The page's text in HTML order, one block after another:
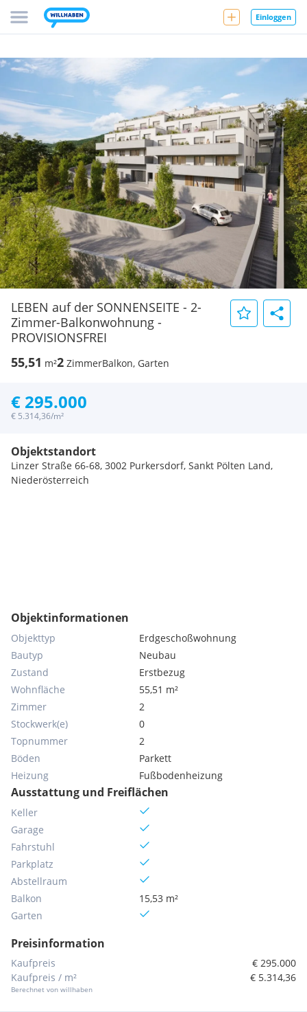
Einloggen
LEBEN auf der SONNENSEITE - 2-
Zimmer-Balkonwohnung -
PROVISIONSFREI
55,51 m²2 ZimmerBalkon, Garten
€ 295.000
€ 5.314,36/m²
Objektstandort
Linzer Straße 66-68, 3002 Purkersdorf, Sankt Pölten Land,
Niederösterreich
Objektinformationen
Objekttyp
Erdgeschoßwohnung
Bautyp
Neubau
Zustand
Erstbezug
Wohnfläche
55,51 m²
Zimmer
2
Stockwerk(e)
0
Topnummer
2
Böden
Parkett
Heizung
Fußbodenheizung
Ausstattung und Freiflächen
Keller
Garage
Fahrstuhl
Parkplatz
Abstellraum
Balkon
15,53 m²
Garten
Preisinformation
Kaufpreis
€ 295.000
Kaufpreis / m²
Berechnet von willhaben
€ 5.314,36